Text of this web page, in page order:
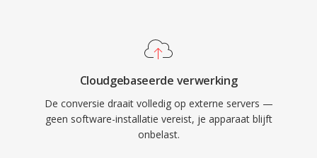
Cloudgebaseerde verwerking
De conversie draait volledig op externe servers —
geen software-installatie vereist, je apparaat blijft
onbelast.